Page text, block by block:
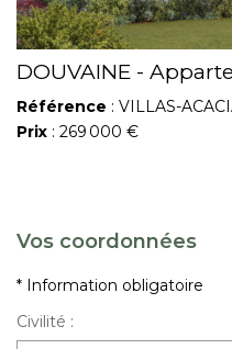
DOUVAINE -
Référence : VILLAS-
Prix : 269 000 €
Vos coordonnées
* Information obligatoire
Civilité :